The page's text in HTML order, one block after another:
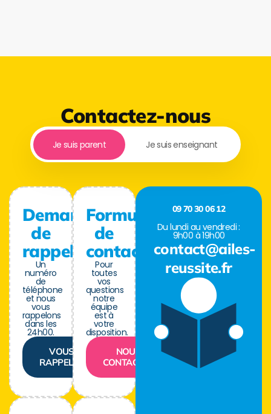
Contactez-nous
Je suis parent Je suis enseignant
Demande
de
rappel
Un
numéro
de
téléphone
et nous
vous
rappelons
dans les
24h00.
VOUS
RAPPELER
Formulaire
de
contact
Pour
toutes
vos
questions
notre
équipe
est à
votre
disposition.
NOUS
CONTACTER
09 70 30 06 12
Du lundi au vendredi :
9h00 à 19h00
contact@ailes-
reussite.fr